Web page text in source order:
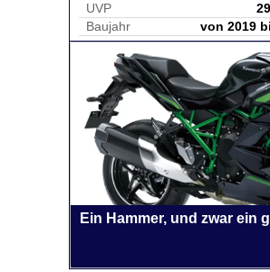
UVP
Baujahr
von 2019
Ein Hammer, und zwar ein